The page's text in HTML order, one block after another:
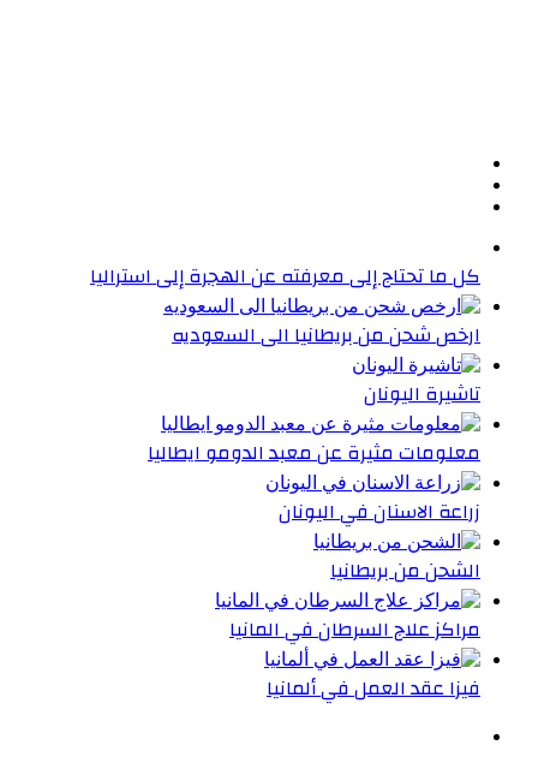
كل ما تحتاج إلى معرفته عن الهجرة إلى استراليا
ارخص شحن من بريطانيا الى السعوديه
تاشيرة اليونان
معلومات مثيرة عن معبد الدومو ايطاليا
زراعة الاسنان في اليونان
الشحن من بريطانيا
مراكز علاج السرطان في المانيا
فيزا عقد العمل في ألمانيا